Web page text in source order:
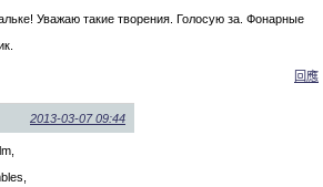
Уважаю такие творения. Голосую за. Фонарные
回應
2013-03-07 09:44